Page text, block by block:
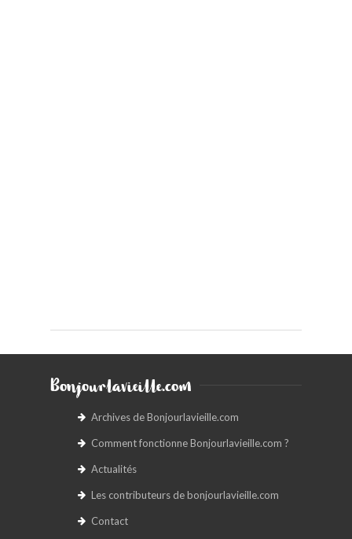
Bonjourlavieille.com
Archives de Bonjourlavieille.com
Comment fonctionne Bonjourlavieille.com ?
Actualités
Les contributeurs de bonjourlavieille.com
Contact